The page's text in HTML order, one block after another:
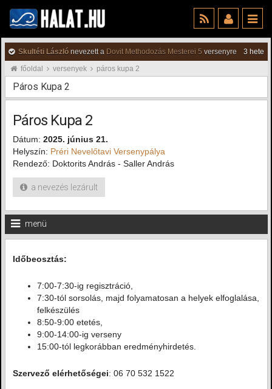
Skultéti László nevezett a Dovit Methodozás Mesterei 5 versenyre
3 hete
főoldal
versenyek páros kupa 2
Páros Kupa 2
Páros Kupa 2
Dátum: 2025. június 21.
Helyszín: Préri Nevelőtavi Versenypálya
Rendező: Doktorits András - Saller András
a nevezés lezárult
menü
Időbeosztás:
7:00-7:30-ig regisztráció,
7:30-tól sorsolás, majd folyamatosan a helyek elfoglalása,
felkészülés
8:50-9:00 etetés,
9:00-14:00-ig verseny
15:00-tól legkorábban eredményhirdetés.
Szervező elérhetőségei: 06 70 532 1522